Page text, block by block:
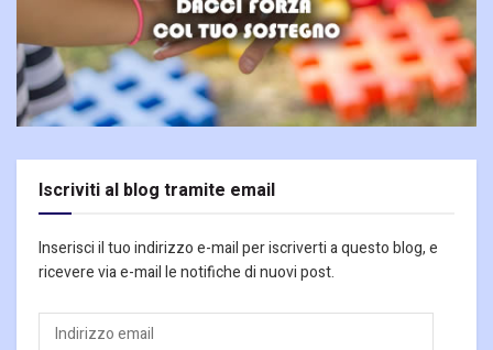
Iscriviti al blog tramite email
Inserisci il tuo indirizzo e-mail per iscriverti a questo blog, e
ricevere via e-mail le notifiche di nuovi post.
Indirizzo